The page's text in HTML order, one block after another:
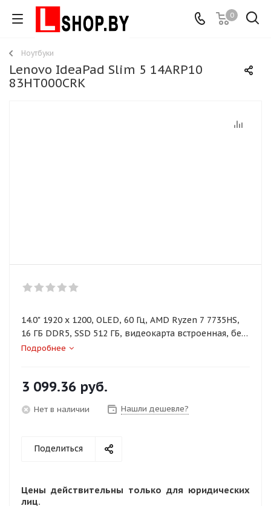
0
Ноутбуки
Lenovo IdeaPad Slim 5 14ARP10
83HT000CRK
14.0" 1920 x 1200, OLED, 60 Гц, AMD Ryzen 7 7735HS,
16 ГБ DDR5, SSD 512 ГБ, видеокарта встроенная, без
ОС, цвет крышки серый, аккумулятор 60 Вт·ч
Подробнее
3 099.36 руб.
Нет в наличии Нашли дешевле?
Поделиться
Цены действительны только для юридических
лиц.